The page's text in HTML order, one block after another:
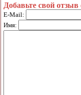
Добавьте свой
E-Mail:
Имя: